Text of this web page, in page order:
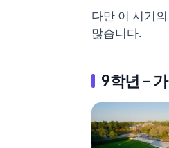
다만 이 시기
많습니다.
9학년 –